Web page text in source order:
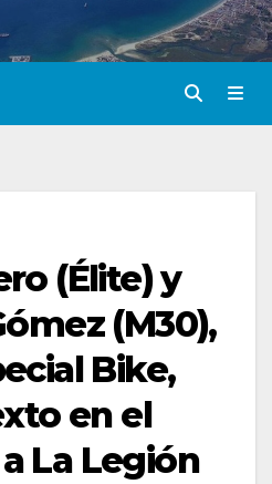
(Élite) y
(M30),
Bike,
en el
La Legión